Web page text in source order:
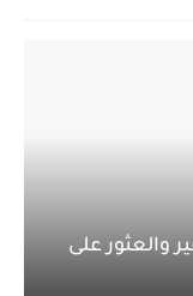
والعثور على